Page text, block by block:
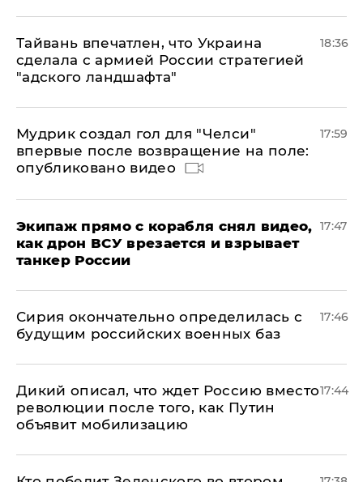
Тайвань впечатлен, что Украина
сделала с армией России стратегией
"адского ландшафта"
18:36
Мудрик создал гол для "Челси"
впервые после возвращение на поле:
опубликовано видео
17:59
Экипаж прямо с корабля снял видео,
как дрон ВСУ врезается и взрывает
танкер России
17:47
Сирия окончательно определилась с
будущим российских военных баз
17:46
Дикий описал, что ждет Россию вместо
революции после того, как Путин
объявит мобилизацию
17:44